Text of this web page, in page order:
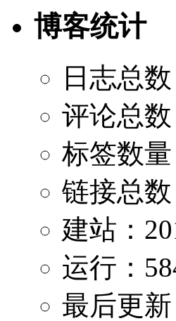
博客统计
日志总
评论总
标签数
链接总
建站：
运行：
最后更